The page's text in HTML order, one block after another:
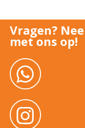
Vragen?
met ons op!